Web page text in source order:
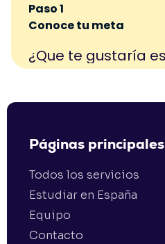
Páginas principales
Todos los servicios
Estudiar en España
Equipo
Contacto